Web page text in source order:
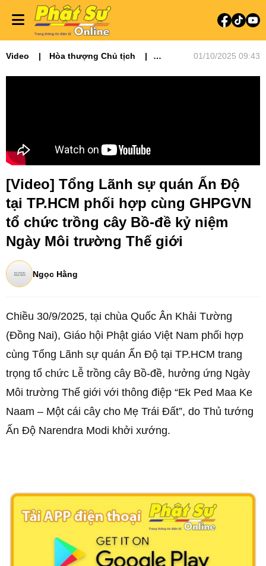
Video
Hòa thượng Chủ tịch
01/10/2025 09:43
[Video] Tổng Lãnh sự quán Ấn Độ
tại TP.HCM phối hợp cùng GHPGVN
tổ chức trồng cây Bồ-đề kỷ niệm
Ngày Môi trường Thế giới
Ngọc Hằng
Chiều 30/9/2025, tại chùa Quốc Ân Khải Tường
(Đồng Nai), Giáo hội Phật giáo Việt Nam phối hợp
cùng Tổng Lãnh sự quán Ấn Độ tại TP.HCM trang
trọng tổ chức Lễ trồng cây Bồ-đề, hưởng ứng Ngày
Môi trường Thế giới với thông điệp “Ek Ped Maa Ke
Naam – Một cái cây cho Mẹ Trái Đất”, do Thủ tướng
Ấn Độ Narendra Modi khởi xướng.